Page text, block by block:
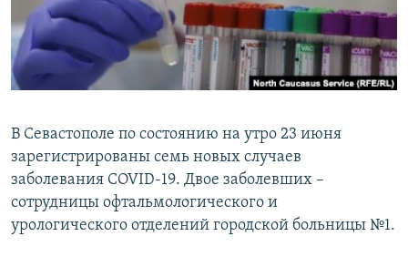
ПОБЕДИТЕЛЕЙ НЕ СУДЯТ?
КРЫМ.НЕПОКОРЕННЫЙ
ПРИСОЕДИНЯЙТЕСЬ!
Все сайты RFE/RL
В Севастополе по состоянию на утро 23 июня
зарегистрированы семь новых случаев
заболевания COVID-19. Двое заболевших –
сотрудницы офтальмологического и
урологического отделений городской больницы №1.